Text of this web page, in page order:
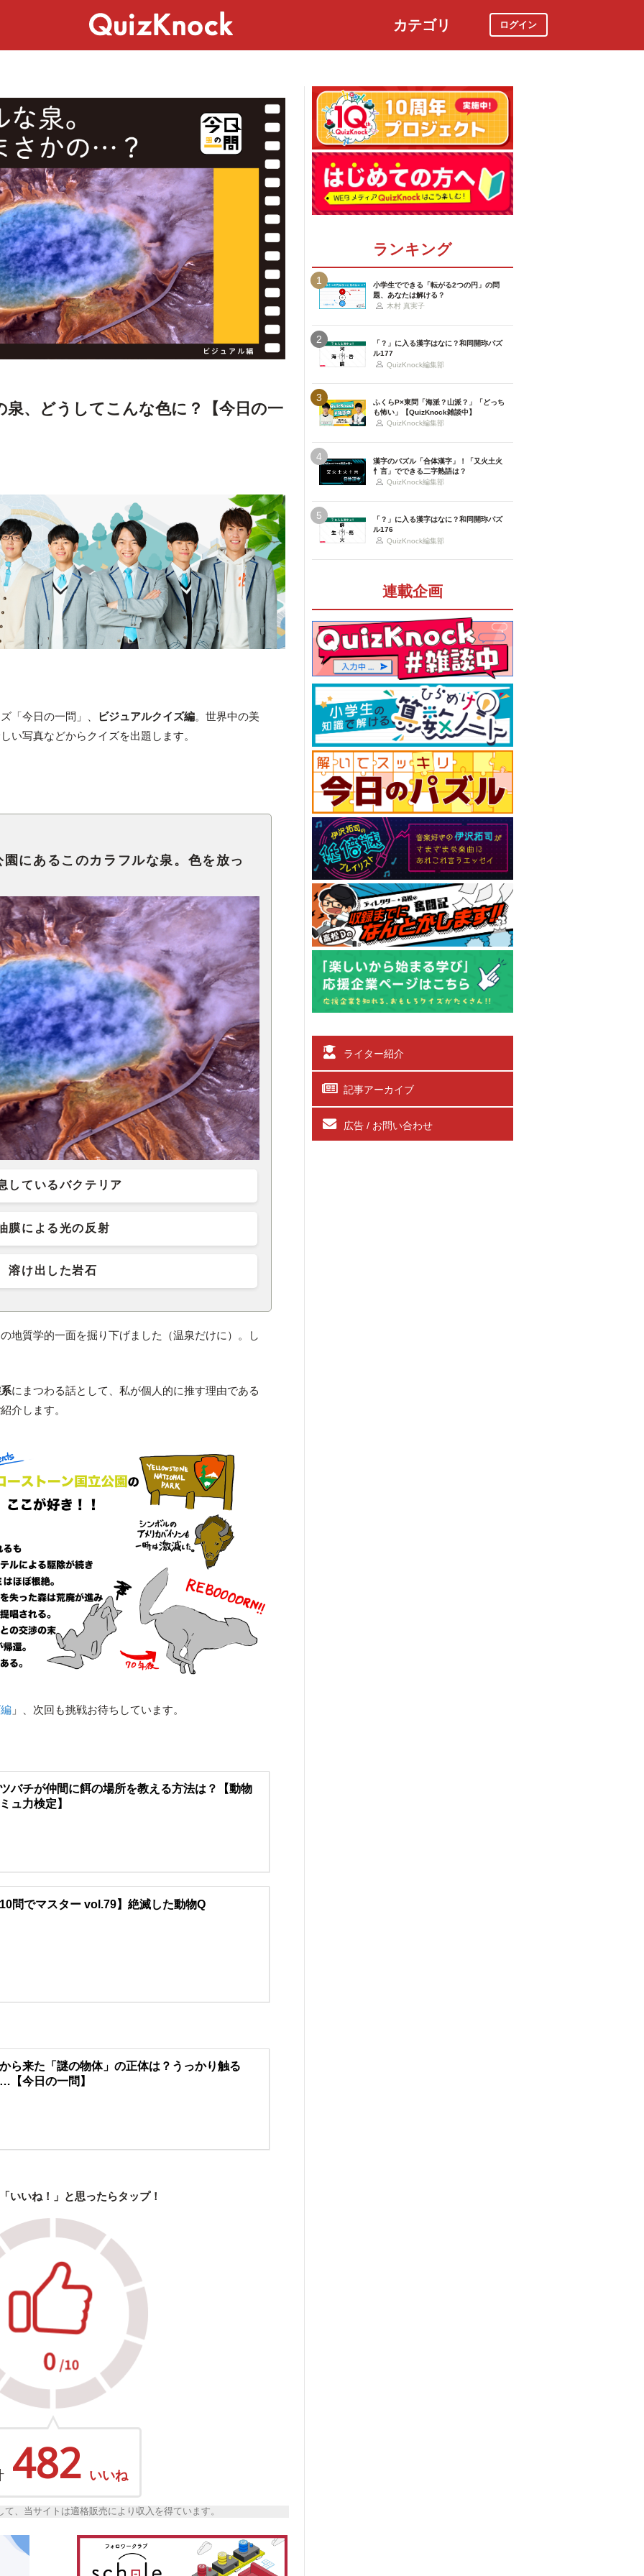
カテゴリ ログイン
、どうしてこんな色に？【今日の一
「今日の一問」、 ビジュアルクイズ編。世界中の美
い写真などからクイズを出題します。
にあるこのカラフルな泉。色を放っ
しているバクテリア
膜による光の反射
溶け出した岩石
地質学的一面を掘り下げました（温泉だけに）。し
にまつわる話として、私が個人的に推す理由である
介します。
」、次回も挑戦お待ちしています。
バチが仲間に餌の場所を教える方法は？【動物
ュ力検定】
問でマスター vol.79】絶滅した動物Q
ら来た「謎の物体」の正体は？うっかり触る
【今日の一問】
いいね！」と思ったらタップ！
482 いいね
、当サイトは適格販売により収入を得ています。
ランキング
1
小学生でできる「転がる2つの円」の問
題、あなたは解ける？
木村 真実子
2
「？」に入る漢字はなに？和同開珎パズ
ル177
QuizKnock編集部
3
ふくらP×東問「海派？山派？」「どっち
も怖い」【QuizKnock雑談中】
QuizKnock編集部
4
漢字のパズル「合体漢字」！「又火土火
忄言」でできる二字熟語は？
QuizKnock編集部
5
「？」に入る漢字はなに？和同開珎パズ
ル176
QuizKnock編集部
連載企画
ライター紹介
記事アーカイブ
広告 / お問い合わせ